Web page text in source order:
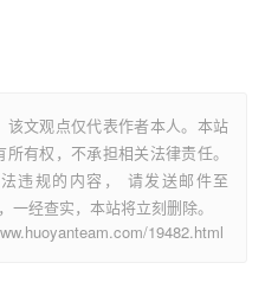
文观点仅代表作者本人。本站
有权，不承担相关法律责任。
违规的内容， 请发送邮件至
经查实，本站将立刻删除。
19482.html